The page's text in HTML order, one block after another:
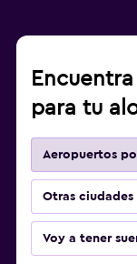
para tu
Aeropuertos
Otras ciudades
Voy a tener